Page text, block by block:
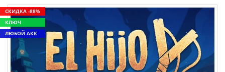
СКИДКА -88%
КЛЮЧ
ЛЮБОЙ АКК